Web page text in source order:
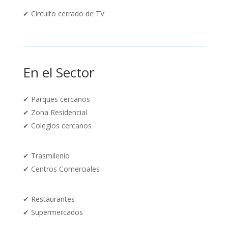
✔ Circuito cerrado de TV
En el Sector
✔ Parques cercanos
✔ Zona Residencial
✔ Colegios cercanos
✔ Trasmilenio
✔ Centros Comerciales
✔ Restaurantes
✔ Supermercados